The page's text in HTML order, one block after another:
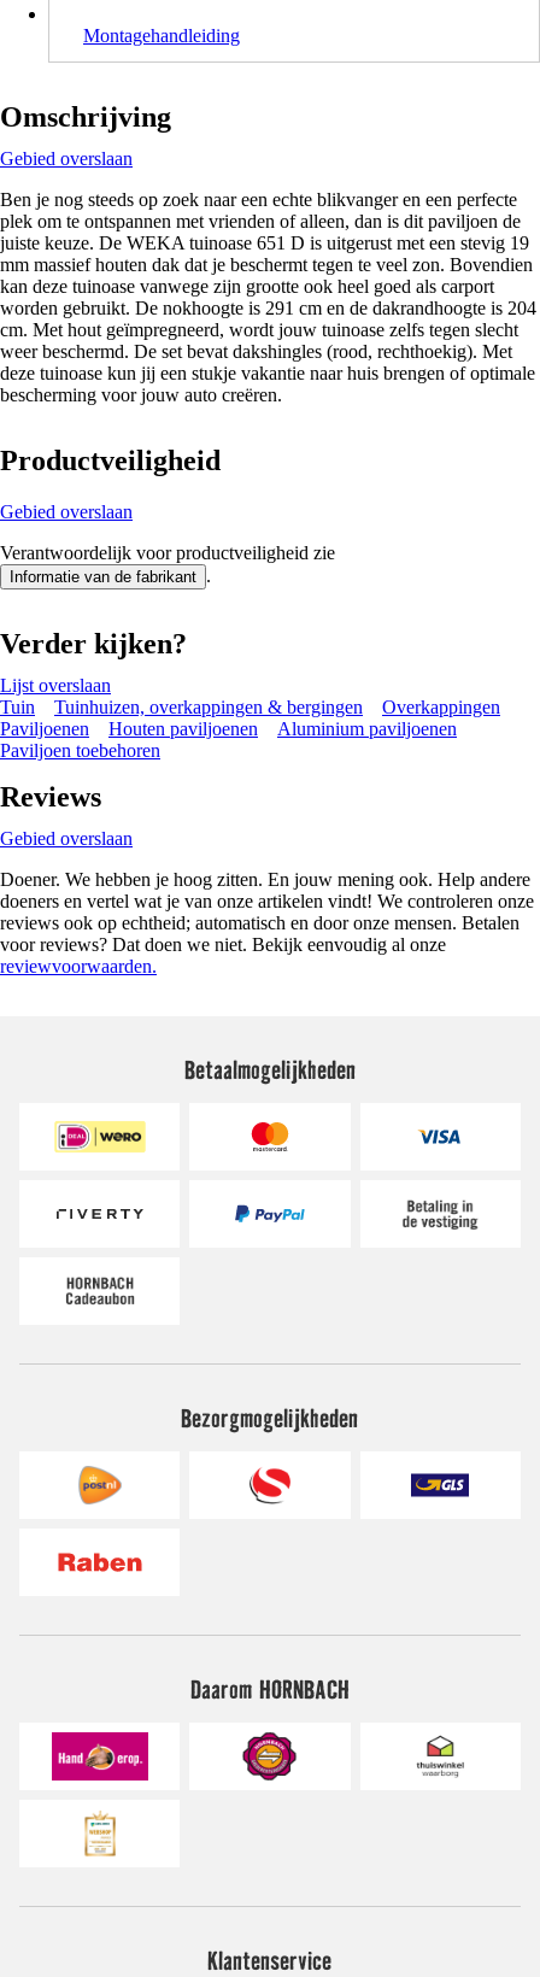
Montagehandleiding
Omschrijving
Gebied overslaan
Ben je nog steeds op zoek naar een echte blikvanger en een perfecte
plek om te ontspannen met vrienden of alleen, dan is dit paviljoen de
juiste keuze. De WEKA tuinoase 651 D is uitgerust met een stevig 19
mm massief houten dak dat je beschermt tegen te veel zon. Bovendien
kan deze tuinoase vanwege zijn grootte ook heel goed als carport
worden gebruikt. De nokhoogte is 291 cm en de dakrandhoogte is 204
cm. Met hout geïmpregneerd, wordt jouw tuinoase zelfs tegen slecht
weer beschermd. De set bevat dakshingles (rood, rechthoekig). Met
deze tuinoase kun jij een stukje vakantie naar huis brengen of optimale
bescherming voor jouw auto creëren.
Productveiligheid
Gebied overslaan
Verantwoordelijk voor productveiligheid zie
Informatie van de fabrikant .
Verder kijken?
Lijst overslaan
Tuin
Tuinhuizen, overkappingen & bergingen
Overkappingen
Paviljoenen
Houten paviljoenen
Aluminium paviljoenen
Paviljoen toebehoren
Reviews
Gebied overslaan
Doener. We hebben je hoog zitten. En jouw mening ook. Help andere
doeners en vertel wat je van onze artikelen vindt! We controleren onze
reviews ook op echtheid; automatisch en door onze mensen. Betalen
voor reviews? Dat doen we niet. Bekijk eenvoudig al onze
reviewvoorwaarden.
Betaalmogelijkheden
Bezorgmogelijkheden
Daarom HORNBACH
Klantenservice